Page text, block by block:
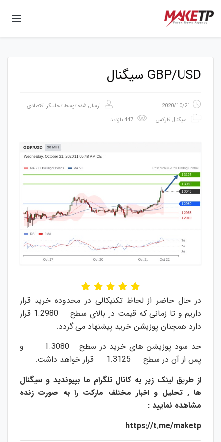
GBP/USD سیگنال
2020/10/21 ارسال شده توسط تحلیلگر اقتصادی
سیگنال فارکس
در حال حاضر از لحاظ تکنیکالی در محدوده خرید قرار
داریم و تا زمانی که قیمت در بالای سطح 1.2980 قرار
دارد همچنان پوزیشن خرید پیشنهاد می گردد.
حد سود پوزیشن های خرید در سطح 1.3080 و
پس از آن در سطح 1.3125 قرار خواهد داشت.
از طریق لینک زیر به کانال تلگرام ما بپیوندید و سیگنال
ها , تحلیل و اخبار مختلف مارکت را به صورت زنده
مشاهده نمایید :
https://t.me/maketp